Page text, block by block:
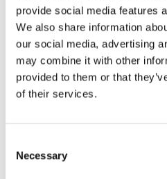
provide social media features
We also share information
our social media, advertising
may combine it with other
provided to them or that
of their services.
Selection
Necessary
stoffer fra
forordningen” vil
For produkter som
kjemikalieavgift for,
%, forutsatt at
andre stoffer fra
annet stoff fra
dekkes av